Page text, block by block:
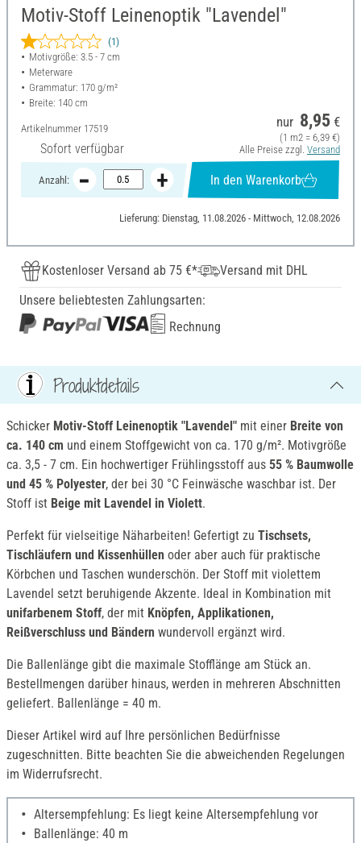
Motiv-Stoff Leinenoptik "Lavendel"
(1)
Motivgröße: 3.5 - 7 cm
Meterware
Grammatur: 170 g/m²
Breite: 140 cm
Artikelnummer 17519
Sofort verfügbar
nur 8,95 €
(1 m2 = 6,39 €)
Alle Preise zzgl. Versand
Anzahl: In den Warenkorb
Lieferung: Dienstag, 11.08.2026 - Mittwoch, 12.08.2026
Kostenloser Versand ab 75 €*
Versand mit DHL
Unsere beliebtesten Zahlungsarten:
Rechnung
Produktdetails
Schicker Motiv-Stoff Leinenoptik "Lavendel" mit einer Breite von
ca. 140 cm und einem Stoffgewicht von ca. 170 g/m². Motivgröße
ca. 3,5 - 7 cm. Ein hochwertiger Frühlingsstoff aus 55 % Baumwolle
und 45 % Polyester, der bei 30 °C Feinwäsche waschbar ist. Der
Stoff ist Beige mit Lavendel in Violett.
Perfekt für vielseitige Näharbeiten! Gefertigt zu Tischsets,
Tischläufern und Kissenhüllen oder aber auch für praktische
Körbchen und Taschen wunderschön. Der Stoff mit violettem
Lavendel setzt beruhigende Akzente. Ideal in Kombination mit
unifarbenem Stoff, der mit Knöpfen, Applikationen,
Reißverschluss und Bändern wundervoll ergänzt wird.
Die Ballenlänge gibt die maximale Stofflänge am Stück an.
Bestellmengen darüber hinaus, werden in mehreren Abschnitten
geliefert. Ballenlänge = 40 m.
Dieser Artikel wird auf Ihre persönlichen Bedürfnisse
zugeschnitten. Bitte beachten Sie die abweichenden Regelungen
im Widerrufsrecht.
Altersempfehlung: Es liegt keine Altersempfehlung vor
Ballenlänge: 40 m